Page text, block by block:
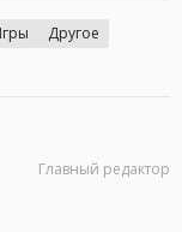
Другое
Главный редактор